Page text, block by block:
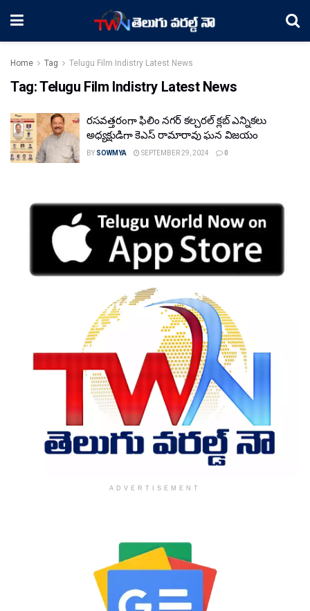
Home Tag Telugu Film Indistry Latest News
Tag:Telugu Film Indistry Latest News
రసవత్తరంగా ఫిలిం నగర్ కల్చరల్ క్లబ్ ఎన్నికలు
అధ్యక్షుడిగా కెఎస్ రామారావు ఘన విజయం
BY SOWMYA SEPTEMBER 29, 2024 0
ADVERTISEMENT